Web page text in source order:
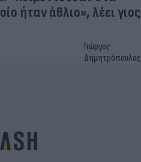
ήταν άθλιο», λέει γιος
Γιώργος
Δημητρόπουλος